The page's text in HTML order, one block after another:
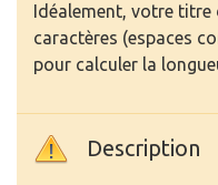
Idéalement, votre
caractères (espaces
pour calculer la
Description